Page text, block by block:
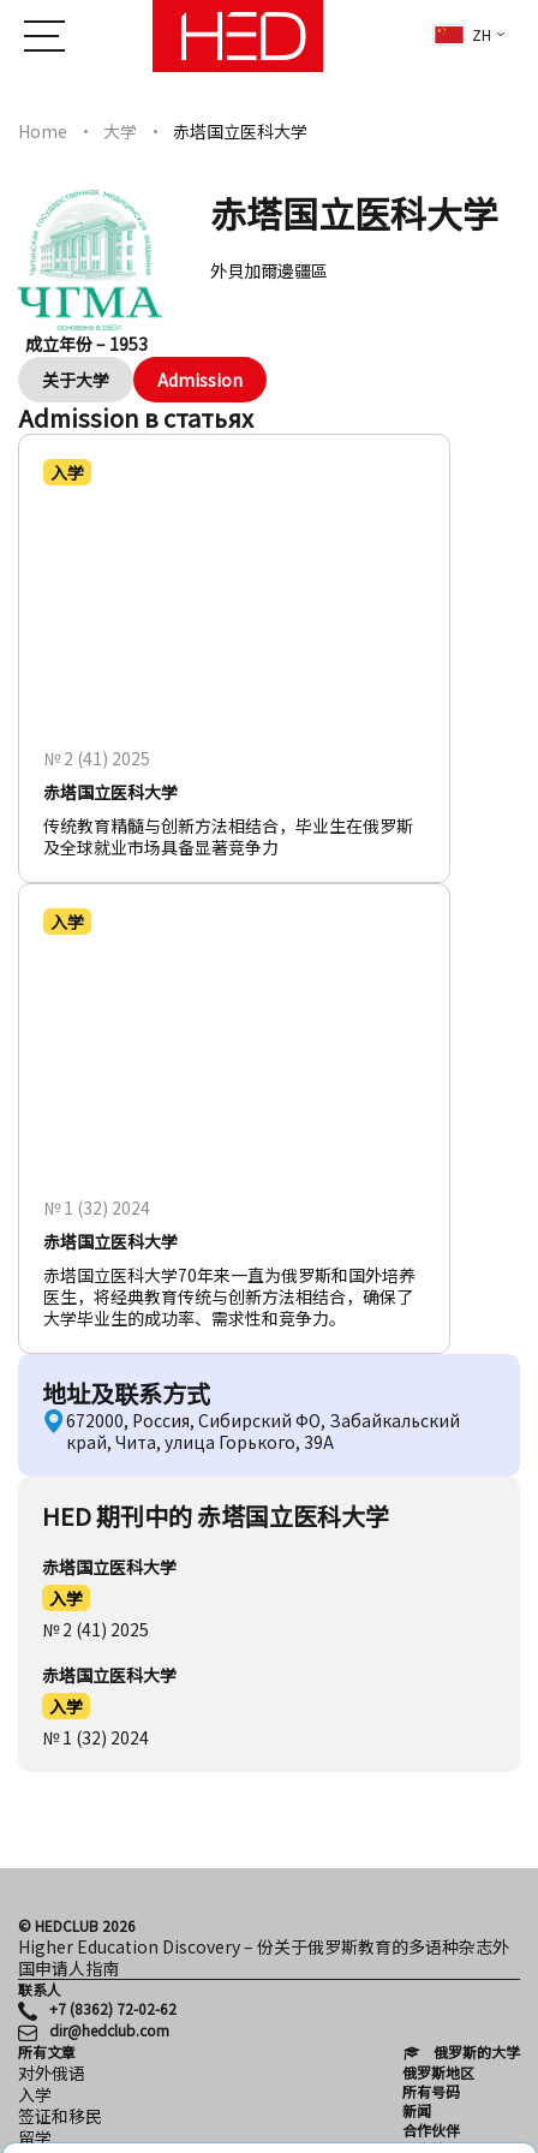
ZH
Home 大学 赤塔国立医科大学
赤塔国立医科大学
外貝加爾邊疆區
成立年份 – 1953
关于大学
Admission
Admission в статьях
入学
№ 2 (41) 2025
赤塔国立医科大学
传统教育精髓与创新方法相结合，毕业生在俄罗斯
及全球就业市场具备显著竞争力
入学
№ 1 (32) 2024
赤塔国立医科大学
赤塔国立医科大学70年来一直为俄罗斯和国外培养
医生，将经典教育传统与创新方法相结合，确保了
大学毕业生的成功率、需求性和竞争力。
地址及联系方式
672000, Россия, Сибирский ФО, Забайкальский
край, Чита, улица Горького, 39А
HED 期刊中的 赤塔国立医科大学
赤塔国立医科大学
入学
№ 2 (41) 2025
赤塔国立医科大学
入学
№ 1 (32) 2024
© HEDCLUB 2026
Higher Education Discovery – 份关于俄罗斯教育的多语种杂志外
国申请人指南
联系人
+7 (8362) 72-02-62
dir@hedclub.com
所有文章
对外俄语
入学
签证和移民
留学
俄罗斯的大学
俄罗斯地区
所有号码
新闻
合作伙伴